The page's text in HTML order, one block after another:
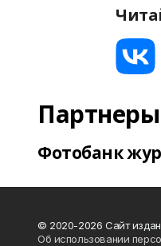
Партнеры
Фотобанк
© 2020-2026 Сайт
Об использовании